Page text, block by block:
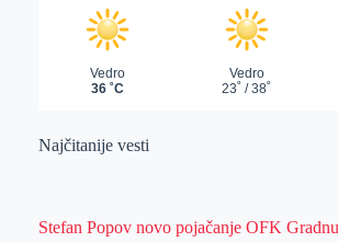
Najčitanije vesti
Stefan Popov novo pojačanje OFK